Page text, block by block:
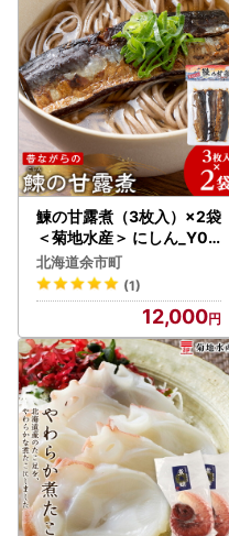
鰊の甘露煮（3枚入）×2袋
＜菊地水産＞ にしん_Y02
0-0683
北海道余市町
(1)
12,000